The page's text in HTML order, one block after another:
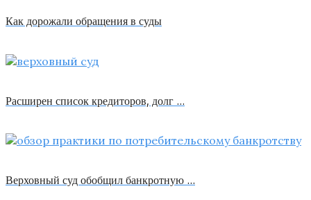
Как дорожали обращения в суды
Расширен список кредиторов, долг …
Верховный суд обобщил банкротную …